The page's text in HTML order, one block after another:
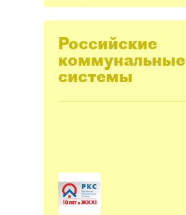
Российские
коммунальные
системы